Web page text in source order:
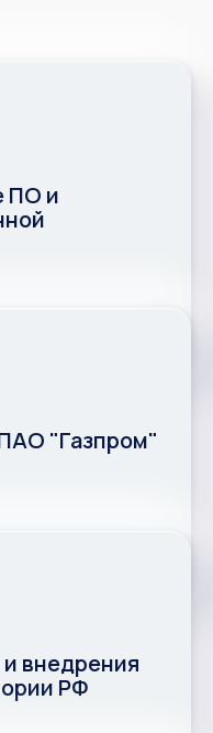
ПО и
"Газпром"
внедрения
РФ